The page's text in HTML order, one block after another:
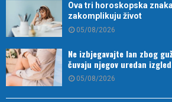
Ova tri horoskopska
zakomplikuju život
05/08/2026
Ne izbjegavajte lan zbog
čuvaju njegov uredan
05/08/2026